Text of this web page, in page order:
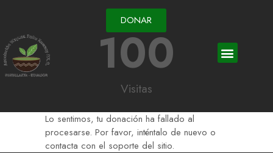
DONAR
Visitas
100
Lo sentimos, tu donación ha fallado al
procesarse. Por favor, inténtalo de nuevo o
contacta con el soporte del sitio.